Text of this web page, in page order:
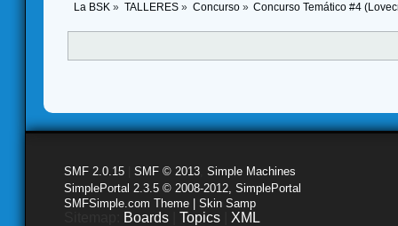
La BSK » TALLERES» Concurso» Concurso Temático #4
SMF 2.0.15 SMF © 2013 Simple Machines
SimplePortal 2.3.5 © 2008-2012, SimplePortal
SMFSimple.com Theme | Skin Samp
Boards Topics XML